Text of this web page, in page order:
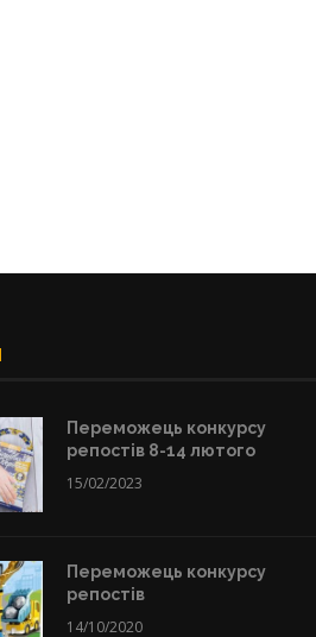
Переможець конкурсу
репостів 8-14 лютого
15/02/2023
Переможець конкурсу
репостів
14/10/2020